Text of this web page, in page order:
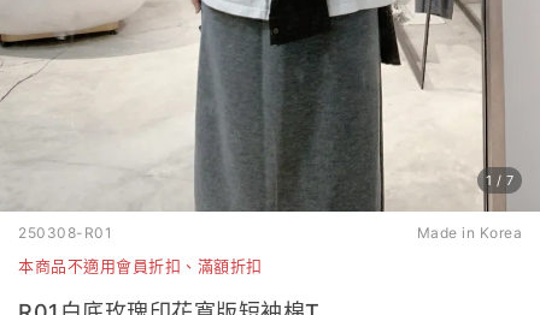
1 / 7
250308-R01 Made in Korea
本商品不適用會員折扣、滿額折扣